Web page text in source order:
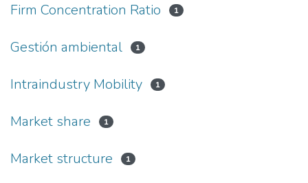
Firm Concentration Ratio 1
Gestión ambiental 1
Intraindustry Mobility 1
Market share 1
Market structure 1